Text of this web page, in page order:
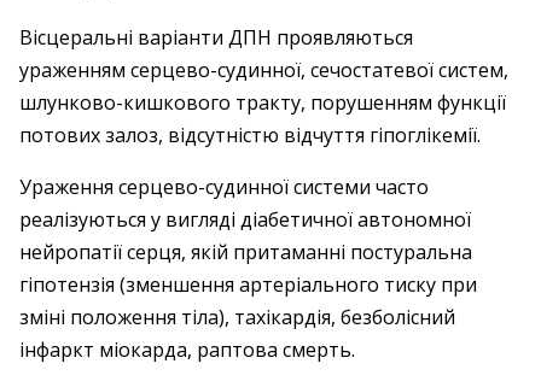
Вісцеральні варіанти ДПН проявляються
ураженням серцево-судинної, сечостатевої систем,
шлунково-кишкового тракту, порушенням функції
потових залоз, відсутністю відчуття гіпоглікемії.
Ураження серцево-судинної системи часто
реалізуються у вигляді діабетичної автономної
нейропатії серця, якій притаманні постуральна
гіпотензія (зменшення артеріального тиску при
зміні положення тіла), тахікардія, безболісний
інфаркт міокарда, раптова смерть.